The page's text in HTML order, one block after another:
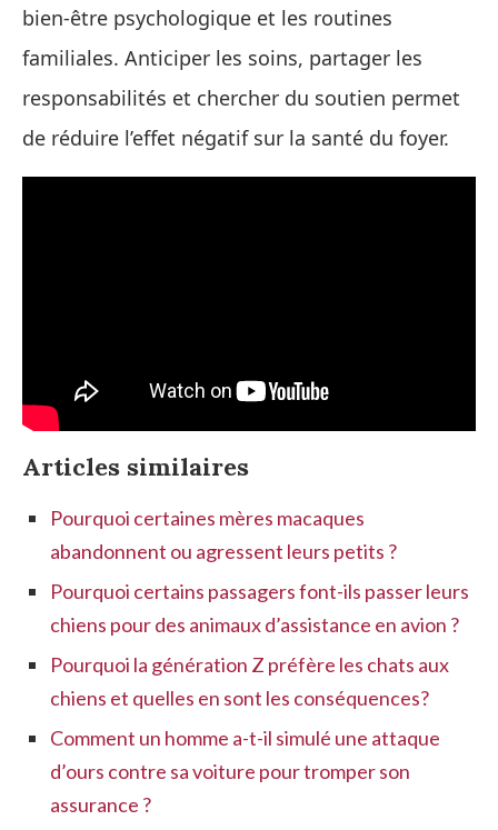
bien-être psychologique et les routines
familiales. Anticiper les soins, partager les
responsabilités et chercher du soutien permet
de réduire l’effet négatif sur la santé du foyer.
Articles similaires
Pourquoi certaines mères macaques
abandonnent ou agressent leurs petits ?
Pourquoi certains passagers font-ils passer leurs
chiens pour des animaux d’assistance en avion ?
Pourquoi la génération Z préfère les chats aux
chiens et quelles en sont les conséquences?
Comment un homme a-t-il simulé une attaque
d’ours contre sa voiture pour tromper son
assurance ?